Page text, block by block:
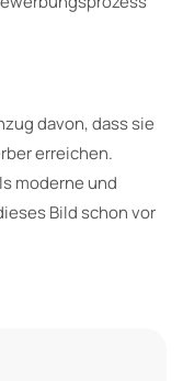
davon, dass sie
erreichen.
moderne und
Bild schon vor